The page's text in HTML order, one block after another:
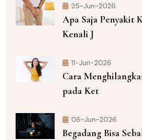
25-Jun-2026
Apa Saja Penyakit
Kenali J
11-Jun-2026
Cara
pada Ket
06-Jun-2026
Begadang Bisa